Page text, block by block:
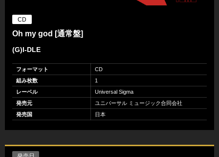
CD
Oh my god [通常盤]
(G)I-DLE
フォーマット
CD
組み枚数
1
レーベル
Universal Sigma
発売元
ユニバーサル ミュージック合同会社
発売国
日本